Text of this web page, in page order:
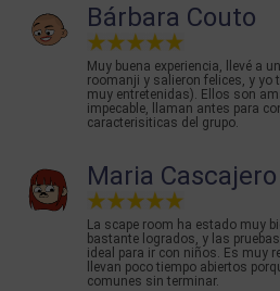
Bárbara Couto
Muy buena experiencia, llevé a
roomanji y salieron felices, y yo
muy entretenidas). Ellos son
impecable, llaman antes para
caracterisiticas del grupo.
Maria
La scape room ha estado muy
bastante logrados, y las
ideal para ir con niños. Es muy
llevan poco tiempo abiertos
comunes sin terminar.